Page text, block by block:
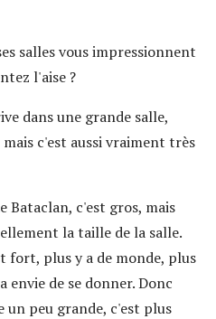
salles vous impressionnent
l'aise ?
dans une grande salle,
c'est aussi vraiment très
Bataclan, c'est gros, mais
la taille de la salle.
fort, plus y a de monde, plus
de se donner. Donc
un peu grande, c'est plus